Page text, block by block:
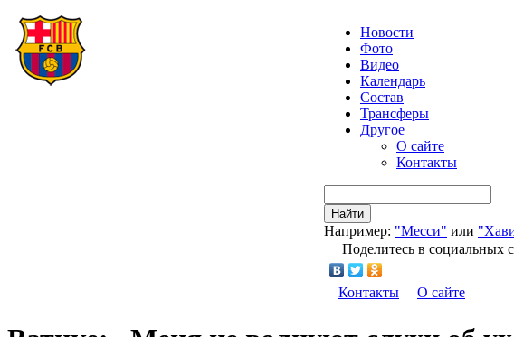
Новости
Фото
Видео
Календарь
Состав
Трансферы
Другое
О сайте
Контакты
Найти
Например: "Месси" или
Поделитесь в социальных
Контакты О сайте